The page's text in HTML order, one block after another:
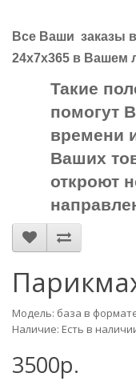
Все Ваши заказы
24х7х365 в Вашем
Такие
помогут
времени
Ваших
откроют
Модель: база в
Наличие: Есть в
3500р.